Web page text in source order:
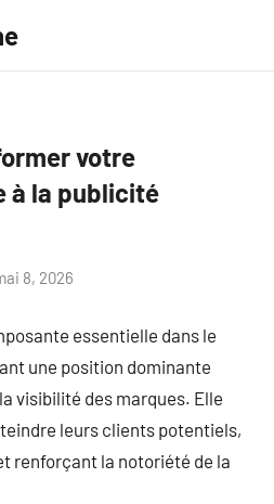
votre
à la publicité
8, 2026
essentielle dans le
une position dominante
visibilité des marques. Elle
leurs clients potentiels,
renforçant la notoriété de la